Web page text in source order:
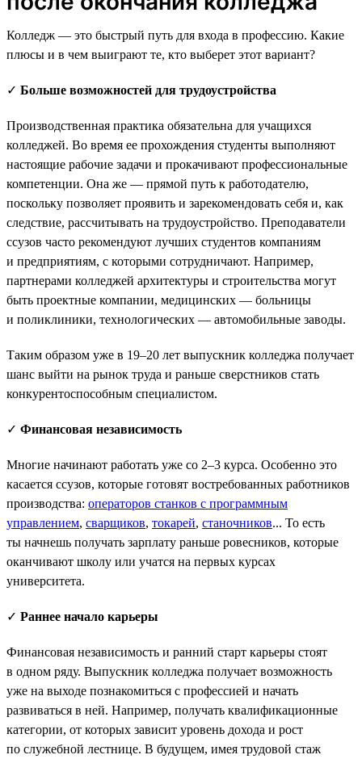
Колледж — это быстрый путь для входа в профессию. Какие
плюсы и в чем выиграют те, кто выберет этот вариант?
✓ Больше возможностей для трудоустройства
Производственная практика обязательна для учащихся
колледжей. Во время ее прохождения студенты выполняют
настоящие рабочие задачи и прокачивают профессиональные
компетенции. Она же — прямой путь к работодателю,
поскольку позволяет проявить и зарекомендовать себя и, как
следствие, рассчитывать на трудоустройство. Преподаватели
ссузов часто рекомендуют лучших студентов компаниям
и предприятиям, с которыми сотрудничают. Например,
партнерами колледжей архитектуры и строительства могут
быть проектные компании, медицинских — больницы
и поликлиники, технологических — автомобильные заводы.
Таким образом уже в 19–20 лет выпускник колледжа получает
шанс выйти на рынок труда и раньше сверстников стать
конкурентоспособным специалистом.
✓ Финансовая независимость
Многие начинают работать уже со 2–3 курса. Особенно это
касается ссузов, которые готовят востребованных работников
производства: операторов станков с программным
управлением, сварщиков, токарей, станочников... То есть
ты начнешь получать зарплату раньше ровесников, которые
оканчивают школу или учатся на первых курсах
университета.
✓ Раннее начало карьеры
Финансовая независимость и ранний старт карьеры стоят
в одном ряду. Выпускник колледжа получает возможность
уже на выходе познакомиться с профессией и начать
развиваться в ней. Например, получать квалификационные
категории, от которых зависит уровень дохода и рост
по служебной лестнице. В будущем, имея трудовой стаж